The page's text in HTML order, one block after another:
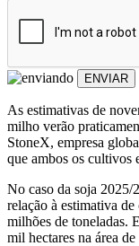
ENVIAR
As estimativas de
milho verão
StoneX, empresa
que ambos os cultivos
No caso da soja 2025/
relação à estimativa
milhões de toneladas.
mil hectares na área de